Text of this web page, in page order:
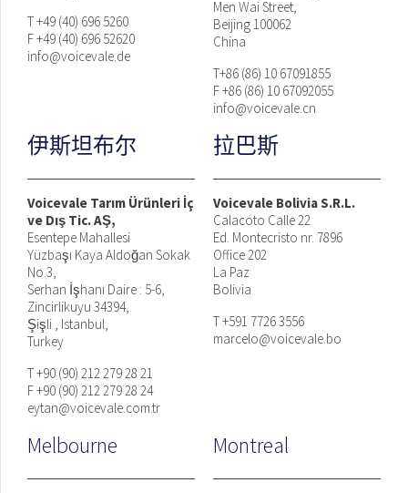
T +49 (40) 696 5260
F +49 (40) 696 52620
info@voicevale.de
Men Wai Street,
Beijing 100062
China
T+86 (86) 10 67091855
F +86 (86) 10 67092055
info@voicevale.cn
伊斯坦布尔
Voicevale Tarım Ürünleri İç
ve Dış Tic. AŞ,
Esentepe Mahallesi
Yüzbaşı Kaya Aldoğan Sokak
No.3,
Serhan İşhanı Daire : 5-6,
Zincirlikuyu 34394,
Şişli , Istanbul,
Turkey
T +90 (90) 212 279 28 21
F +90 (90) 212 279 28 24
eytan@voicevale.com.tr
拉巴斯
Voicevale Bolivia S.R.L.
Calacoto Calle 22
Ed. Montecristo nr. 7896
Office 202
La Paz
Bolivia
T +591 7726 3556
marcelo@voicevale.bo
Melbourne Montreal